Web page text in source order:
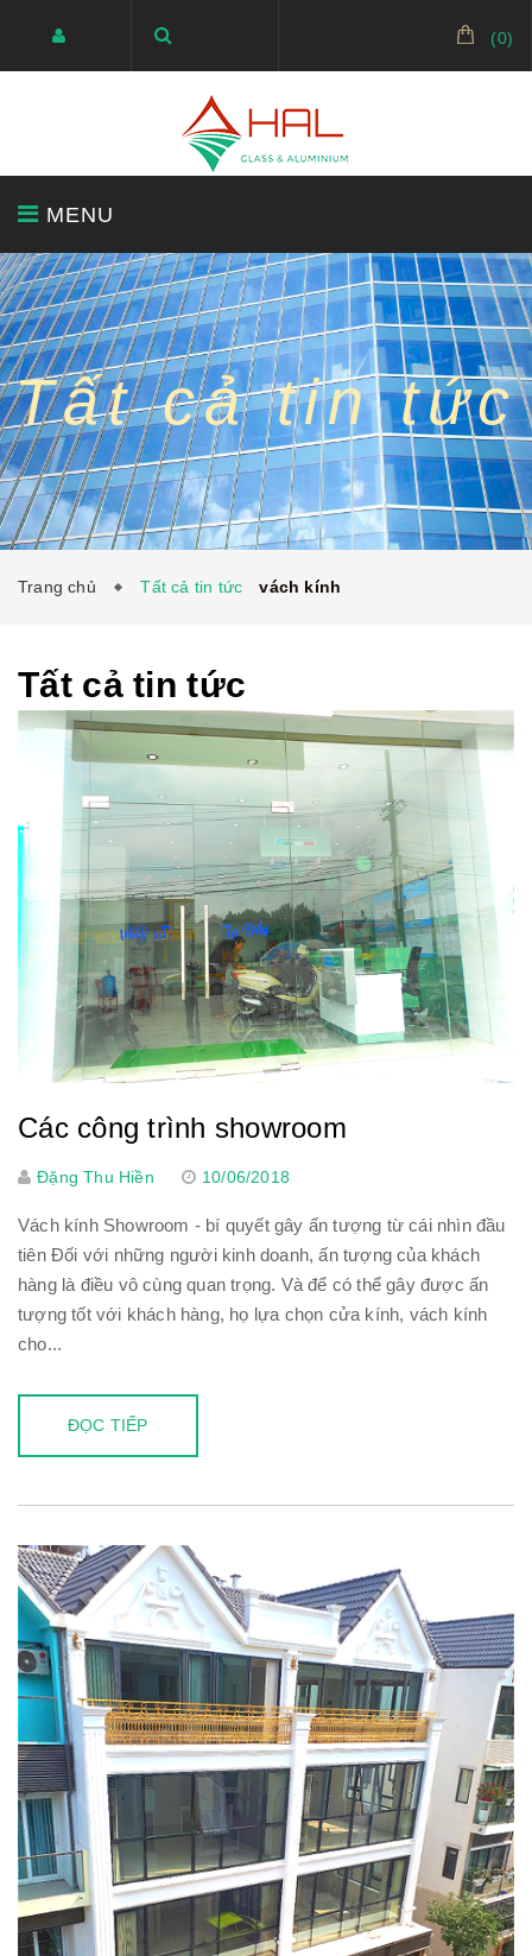
(0)
MENU
BÁO GIÁ KÍNH SIÊU TRONG GƯƠNG
KÍNH TRANG TRÍ KÍNH CƯỜNG LỰC CỬA NHÔM
Tất cả tin tức
Trang chủ Tất cả tin tức vách kính
Tất cả tin tức
Các công trình showroom
Đặng Thu Hiền 10/06/2018
Vách kính Showroom - bí quyết gây ấn tượng từ cái nhìn đầu
tiên Đối với những người kinh doanh, ấn tượng của khách
hàng là điều vô cùng quan trọng. Và để có thể gây được ấn
tượng tốt với khách hàng, họ lựa chọn cửa kính, vách kính
cho...
ĐỌC TIẾP